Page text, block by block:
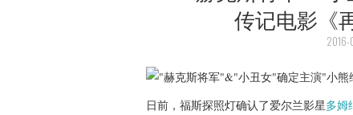
传记电影《
2016-
日前，福斯探照灯确认了爱尔兰影星多姆